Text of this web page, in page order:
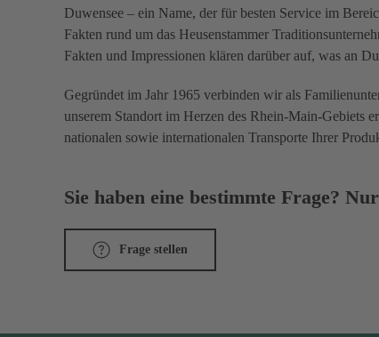
Duwensee – ein Name, der für besten Service im
Fakten rund um das Heusenstammer
Fakten und Impressionen klären darüber auf, was an
Gegründet im Jahr 1965 verbinden wir als
unserem Standort im Herzen des Rhein-Main-Gebiets
nationalen sowie internationalen Transporte Ihrer
Sie haben eine bestimmte Frage?
Frage stellen